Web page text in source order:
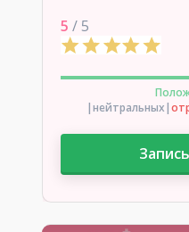
5 / 5
|нейтральных|